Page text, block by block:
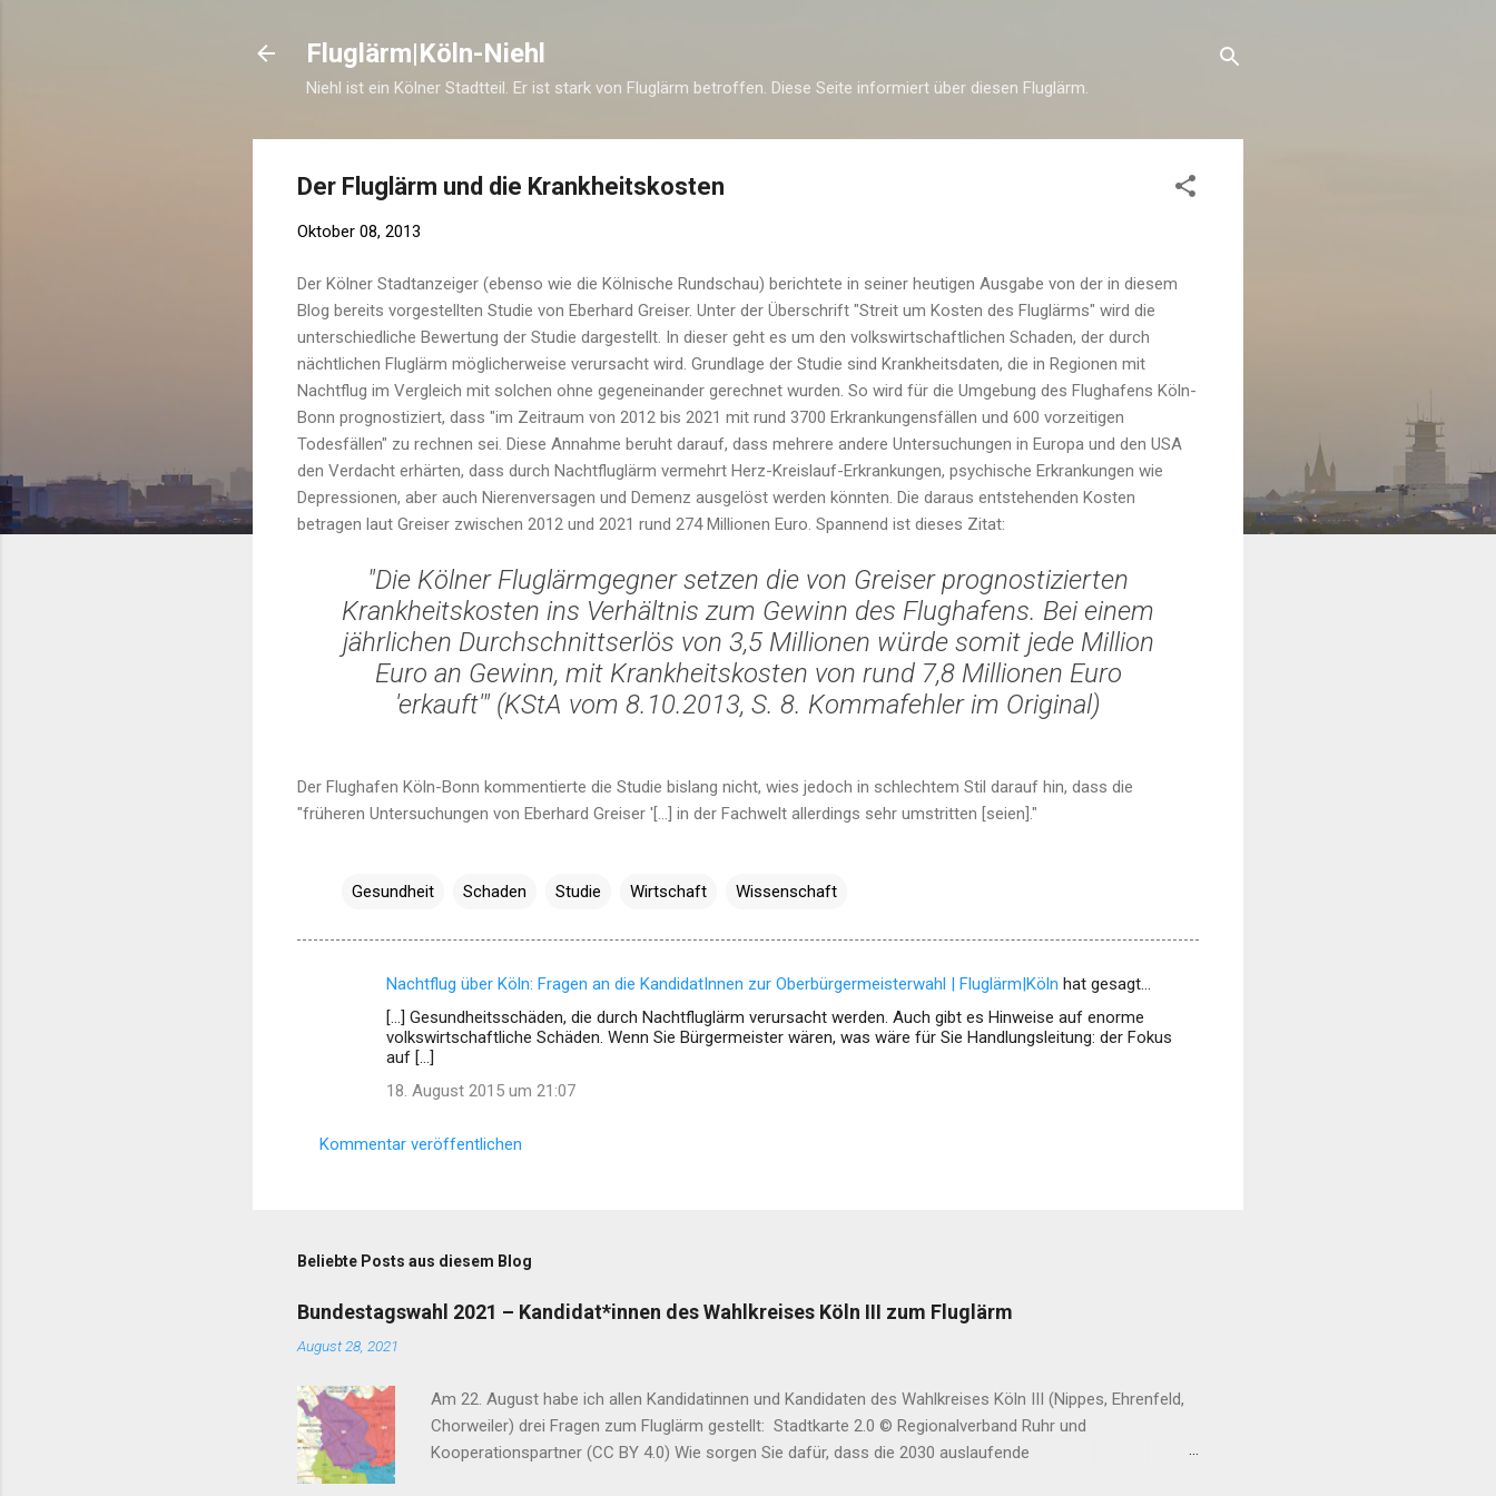
Fluglärm|Köln-Niehl
Niehl ist ein Kölner Stadtteil. Er ist stark von Fluglärm betroffen. Diese Seite informiert über diesen Fluglärm.
Der Fluglärm und die Krankheitskosten
Oktober 08, 2013
Der Kölner Stadtanzeiger (ebenso wie die Kölnische Rundschau) berichtete in seiner heutigen Ausgabe von der in diesem
Blog bereits vorgestellten Studie von Eberhard Greiser. Unter der Überschrift "Streit um Kosten des Fluglärms" wird die
unterschiedliche Bewertung der Studie dargestellt. In dieser geht es um den volkswirtschaftlichen Schaden, der durch
nächtlichen Fluglärm möglicherweise verursacht wird. Grundlage der Studie sind Krankheitsdaten, die in Regionen mit
Nachtflug im Vergleich mit solchen ohne gegeneinander gerechnet wurden. So wird für die Umgebung des Flughafens Köln-
Bonn prognostiziert, dass "im Zeitraum von 2012 bis 2021 mit rund 3700 Erkrankungensfällen und 600 vorzeitigen
Todesfällen" zu rechnen sei. Diese Annahme beruht darauf, dass mehrere andere Untersuchungen in Europa und den USA
den Verdacht erhärten, dass durch Nachtfluglärm vermehrt Herz-Kreislauf-Erkrankungen, psychische Erkrankungen wie
Depressionen, aber auch Nierenversagen und Demenz ausgelöst werden könnten. Die daraus entstehenden Kosten
betragen laut Greiser zwischen 2012 und 2021 rund 274 Millionen Euro. Spannend ist dieses Zitat:
"Die Kölner Fluglärmgegner setzen die von Greiser prognostizierten
Krankheitskosten ins Verhältnis zum Gewinn des Flughafens. Bei einem
jährlichen Durchschnittserlös von 3,5 Millionen würde somit jede Million
Euro an Gewinn, mit Krankheitskosten von rund 7,8 Millionen Euro
'erkauft'" (KStA vom 8.10.2013, S. 8. Kommafehler im Original)
Der Flughafen Köln-Bonn kommentierte die Studie bislang nicht, wies jedoch in schlechtem Stil darauf hin, dass die
"früheren Untersuchungen von Eberhard Greiser '[...] in der Fachwelt allerdings sehr umstritten [seien]."
Gesundheit Schaden Studie Wirtschaft Wissenschaft
n
Nachtflug über Köln: Fragen an die KandidatInnen zur Oberbürgermeisterwahl | Fluglärm|Köln hat gesagt…
[…] Gesundheitsschäden, die durch Nachtfluglärm verursacht werden. Auch gibt es Hinweise auf enorme
volkswirtschaftliche Schäden. Wenn Sie Bürgermeister wären, was wäre für Sie Handlungsleitung: der Fokus
auf […]
18. August 2015 um 21:07
Kommentar veröffentlichen
Beliebte Posts aus diesem Blog
Bundestagswahl 2021 – Kandidat*innen des Wahlkreises Köln III zum Fluglärm
August 28, 2021
Am 22. August habe ich allen Kandidatinnen und Kandidaten des Wahlkreises Köln III (Nippes, Ehrenfeld,
Chorweiler) drei Fragen zum Fluglärm gestellt: Stadtkarte 2.0 © Regionalverband Ruhr und
Kooperationspartner (CC BY 4.0) Wie sorgen Sie dafür, dass die 2030 auslaufende